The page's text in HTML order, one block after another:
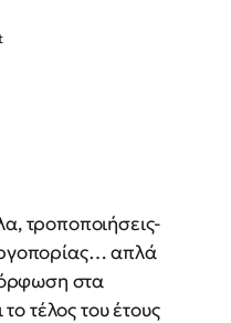
τροποποιήσεις-
απλά
στα
τέλος του έτους